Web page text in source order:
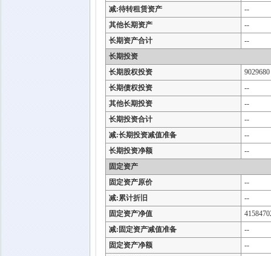
减:待转租赁资产
--
其他长期资产
--
长期资产合计
--
长期投资
长期股权投资
9029680
长期债权投资
--
其他长期投资
--
长期投资合计
--
减:长期投资减值准备
--
长期投资净额
--
固定资产
固定资产原价
--
减:累计折旧
--
固定资产净值
减:固定资产减值准备
--
固定资产净额
--